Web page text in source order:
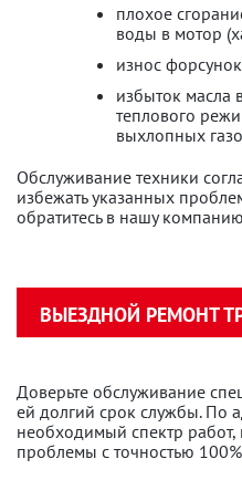
плохое
воды в мотор
износ
избыток масла
теплового
выхлопных
Обслуживание техники
избежать указанных
обратитесь в нашу
ВЫЕЗДНОЙ РЕМОНТ
Доверьте обслуживание
ей долгий срок службы. По
необходимый спектр
проблемы с точностью